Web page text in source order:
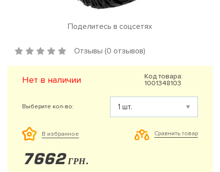
Поделитесь в соцсетях
Отзывы (0 отзывов)
Нет в наличии
Код товара:
1001348103
Выберите кол-во:
В избранное Сравнить товар
7662 ГРН.